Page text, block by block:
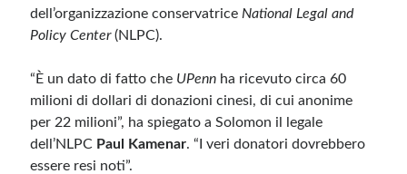
dell’organizzazione conservatrice National Legal and
Policy Center(NLPC).
“È un dato di fatto che UPenn ha ricevuto circa 60
milioni di dollari di donazioni cinesi, di cui anonime
per 22 milioni”, ha spiegato a Solomon il legale
dell’NLPC Paul Kamenar. “I veri donatori dovrebbero
essere resi noti”.